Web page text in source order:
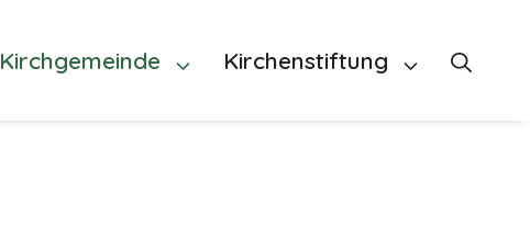
Kirchgemeinde Kirchenstiftung